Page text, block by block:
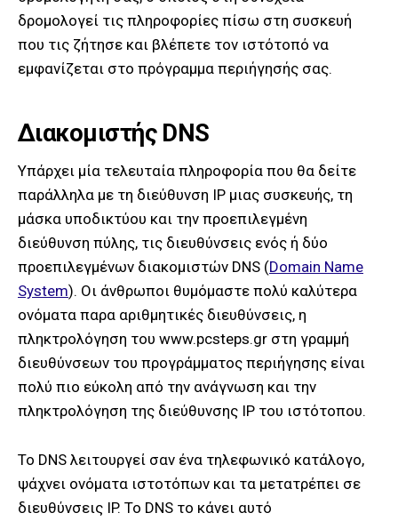
δρομολογεί τις πληροφορίες πίσω στη συσκευή
που τις ζήτησε και βλέπετε τον ιστότοπό να
εμφανίζεται στο πρόγραμμα περιήγησής σας.
Διακομιστής DNS
Υπάρχει μία τελευταία πληροφορία που θα δείτε
παράλληλα με τη διεύθυνση IP μιας συσκευής, τη
μάσκα υποδικτύου και την προεπιλεγμένη
διεύθυνση πύλης, τις διευθύνσεις ενός ή δύο
προεπιλεγμένων διακομιστών DNS (Domain Name
System). Oι άνθρωποι θυμόμαστε πολύ καλύτερα
ονόματα παρα αριθμητικές διευθύνσεις, η
πληκτρολόγηση του www.pcsteps.gr στη γραμμή
διευθύνσεων του προγράμματος περιήγησης είναι
πολύ πιο εύκολη από την ανάγνωση και την
πληκτρολόγηση της διεύθυνσης IP του ιστότοπου.
Το DNS λειτουργεί σαν ένα τηλεφωνικό κατάλογο,
ψάχνει ονόματα ιστοτόπων και τα μετατρέπει σε
διευθύνσεις IP. Το DNS το κάνει αυτό